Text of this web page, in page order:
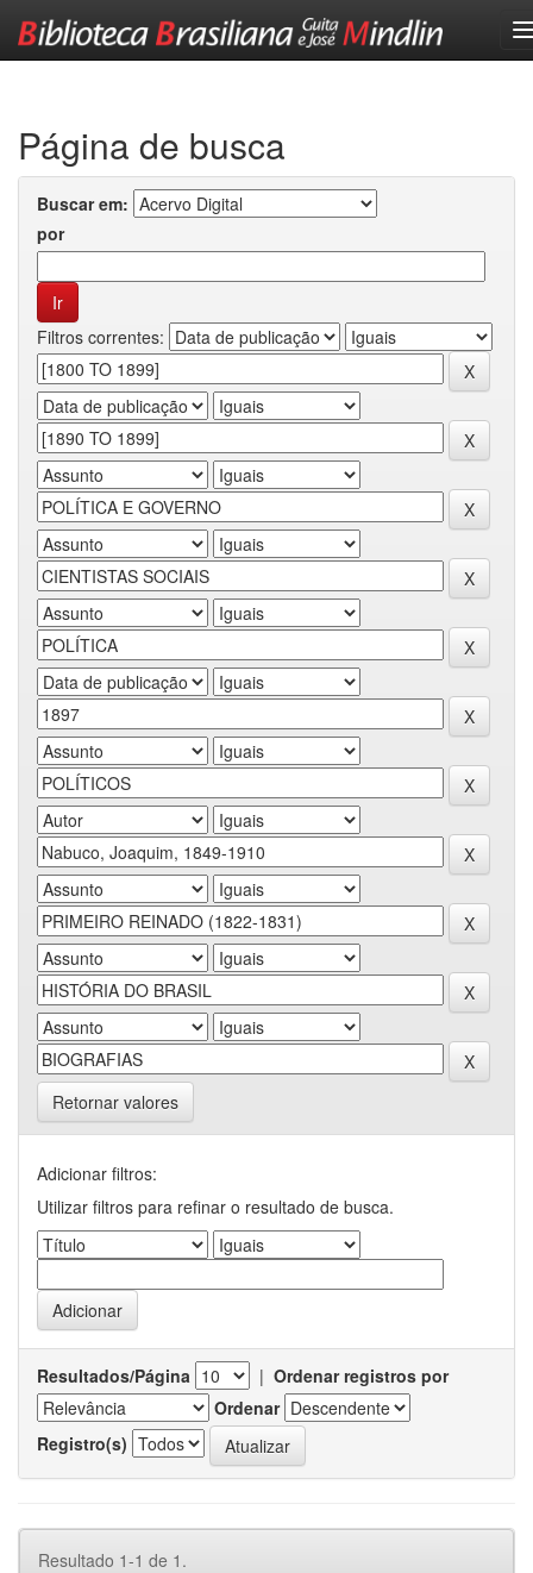
Página de busca
Buscar em:
por
Filtros correntes:
Retornar valores
Adicionar filtros:
Utilizar filtros para refinar o resultado de busca.
Resultados/Página | Ordenar registros por
Ordenar
Registro(s)
Resultado 1-1 de 1.